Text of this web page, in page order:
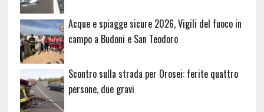
Acque e spiagge sicure 2026, Vigili del fuoco in
campo a Budoni e San Teodoro
Scontro sulla strada per Orosei: ferite quattro
persone, due gravi